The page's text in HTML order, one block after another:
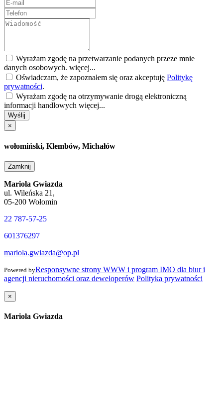
Wyrażam zgodę na przetwarzanie podanych przeze mnie
danych osobowych. więcej...
Oświadczam, że zapoznałem się oraz akceptuję Politykę
prywatności.
Wyrażam zgodę na otrzymywanie drogą elektroniczną
informacji handlowych więcej...
Wyślij
×
wołomiński, Klembów, Michałów
Zamknij
Mariola Gwiazda
ul. Wileńska 21,
05-200 Wołomin
22 787-57-25
601376297
mariola.gwiazda@op.pl
Powered byResponsywne strony WWW i program IMO dla biur i
agencji nieruchomości oraz deweloperów Polityka prywatności
×
Mariola Gwiazda